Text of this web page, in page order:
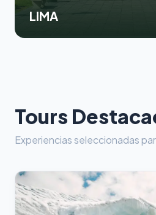
LIMA
Tours
Experiencias seleccionadas